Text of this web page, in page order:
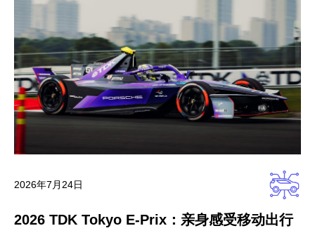
2026年7月24日
2026 TDK Tokyo E-Prix：亲身感受移动出行